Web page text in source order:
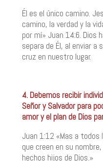
Él es el único camino.
camino, la verdad y la
por mí» Juan 14:6. Dios
separa de Él, al enviar a
cruz en nuestro lugar.
4. Debemos recibir
Señor y Salvador para
amor y el plan de Dios
Juan 1:12 «Mas a todos
que creen en su
hechos hijos de Dios.»